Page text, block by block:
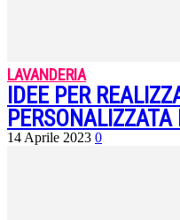
LAVANDERIA
IDEE PER
14 Aprile 2023 0